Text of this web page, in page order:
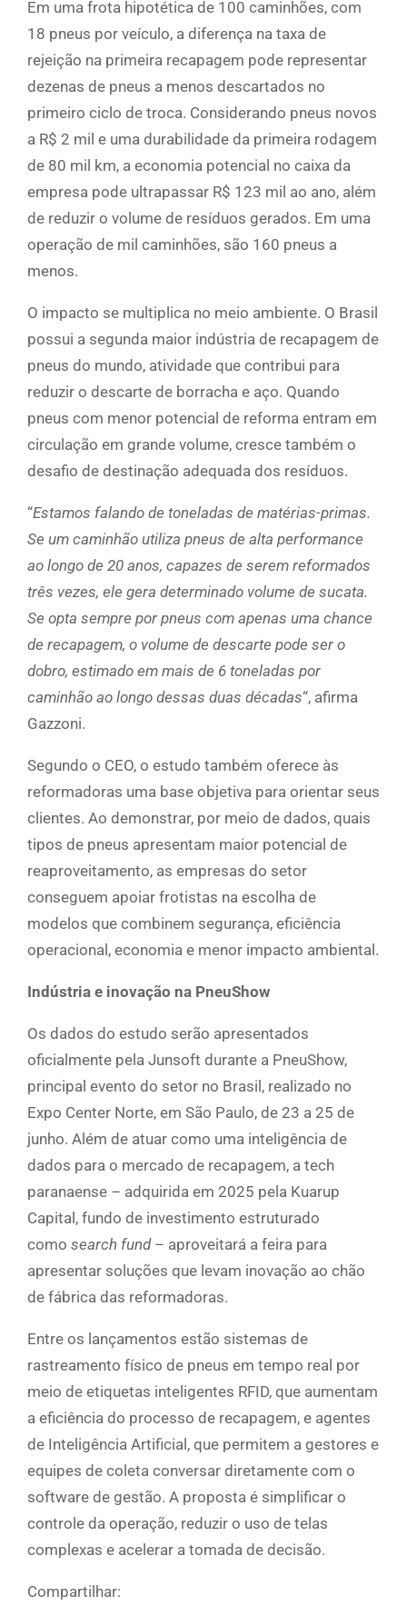
Em uma frota hipotética de 100 caminhões, com
18 pneus por veículo, a diferença na taxa de
rejeição na primeira recapagem pode representar
dezenas de pneus a menos descartados no
primeiro ciclo de troca. Considerando pneus novos
a R$ 2 mil e uma durabilidade da primeira rodagem
de 80 mil km, a economia potencial no caixa da
empresa pode ultrapassar R$ 123 mil ao ano, além
de reduzir o volume de resíduos gerados. Em uma
operação de mil caminhões, são 160 pneus a
menos.
O impacto se multiplica no meio ambiente. O Brasil
possui a segunda maior indústria de recapagem de
pneus do mundo, atividade que contribui para
reduzir o descarte de borracha e aço. Quando
pneus com menor potencial de reforma entram em
circulação em grande volume, cresce também o
desafio de destinação adequada dos resíduos.
“Estamos falando de toneladas de matérias-primas.
Se um caminhão utiliza pneus de alta performance
ao longo de 20 anos, capazes de serem reformados
três vezes, ele gera determinado volume de sucata.
Se opta sempre por pneus com apenas uma chance
de recapagem, o volume de descarte pode ser o
dobro, estimado em mais de 6 toneladas por
caminhão ao longo dessas duas décadas“, afirma
Gazzoni.
Segundo o CEO, o estudo também oferece às
reformadoras uma base objetiva para orientar seus
clientes. Ao demonstrar, por meio de dados, quais
tipos de pneus apresentam maior potencial de
reaproveitamento, as empresas do setor
conseguem apoiar frotistas na escolha de
modelos que combinem segurança, eficiência
operacional, economia e menor impacto ambiental.
Indústria e inovação na PneuShow
Os dados do estudo serão apresentados
oficialmente pela Junsoft durante a PneuShow,
principal evento do setor no Brasil, realizado no
Expo Center Norte, em São Paulo, de 23 a 25 de
junho. Além de atuar como uma inteligência de
dados para o mercado de recapagem, a tech
paranaense – adquirida em 2025 pela Kuarup
Capital, fundo de investimento estruturado
como search fund– aproveitará a feira para
apresentar soluções que levam inovação ao chão
de fábrica das reformadoras.
Entre os lançamentos estão sistemas de
rastreamento físico de pneus em tempo real por
meio de etiquetas inteligentes RFID, que aumentam
a eficiência do processo de recapagem, e agentes
de Inteligência Artificial, que permitem a gestores e
equipes de coleta conversar diretamente com o
software de gestão. A proposta é simplificar o
controle da operação, reduzir o uso de telas
complexas e acelerar a tomada de decisão.
Compartilhar: